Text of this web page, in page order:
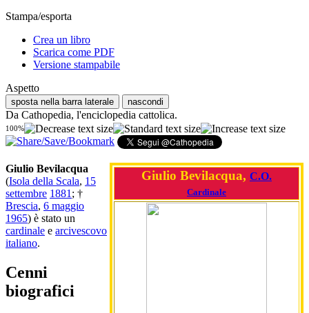
Stampa/esporta
Crea un libro
Scarica come PDF
Versione stampabile
Aspetto
sposta nella barra laterale nascondi
Da Cathopedia, l'enciclopedia cattolica.
100%
Giulio Bevilacqua, C.O.
Cardinale
Giulio Bevilacqua
(Isola della Scala, 15
settembre 1881 ; †
Brescia, 6 maggio
1965) è stato un
cardinale e arcivescovo
italiano.
Cenni
biografici